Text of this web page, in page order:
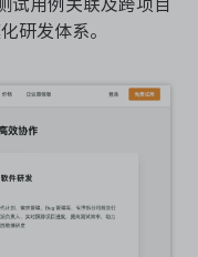
试用例关联及跨项目
研发体系。